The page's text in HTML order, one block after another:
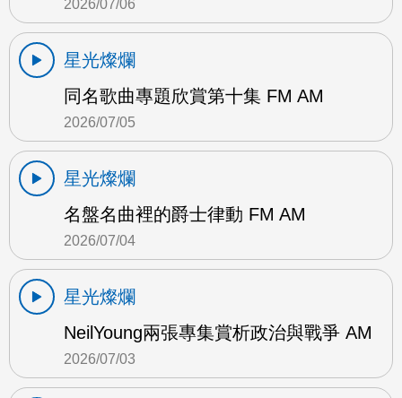
2026/07/06
星光燦爛
同名歌曲專題欣賞第十集 FM AM
2026/07/05
星光燦爛
名盤名曲裡的爵士律動 FM AM
2026/07/04
星光燦爛
NeilYoung兩張專集賞析政治與戰爭 AM
2026/07/03